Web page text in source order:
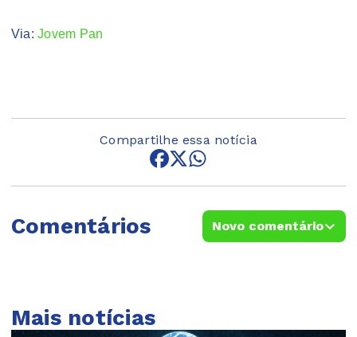
Via:Jovem Pan
Compartilhe essa notícia
Comentários Novo comentário
Mais notícias